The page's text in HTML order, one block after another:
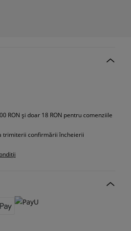
RON și doar 18 RON pentru comenziile
trimiterii confirmării încheierii